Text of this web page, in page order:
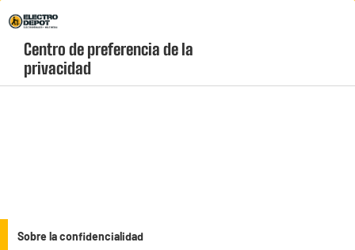
Menú
geolocation-header-icon-text
account
Centro de preferencia de la
privacidad
Sobre la confidencialidad